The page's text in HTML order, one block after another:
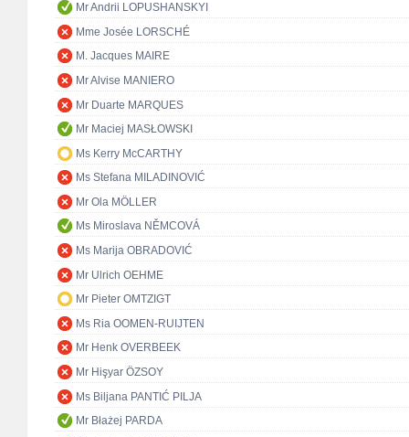
Mr Andrii LOPUSHANSKYI
Mme Josée LORSCHÉ
M. Jacques MAIRE
Mr Alvise MANIERO
Mr Duarte MARQUES
Mr Maciej MASŁOWSKI
Ms Kerry McCARTHY
Ms Stefana MILADINOVIĆ
Mr Ola MÖLLER
Ms Miroslava NĚMCOVÁ
Ms Marija OBRADOVIĆ
Mr Ulrich OEHME
Mr Pieter OMTZIGT
Ms Ria OOMEN-RUIJTEN
Mr Henk OVERBEEK
Mr Hişyar ÖZSOY
Ms Biljana PANTIĆ PILJA
Mr Błażej PARDA